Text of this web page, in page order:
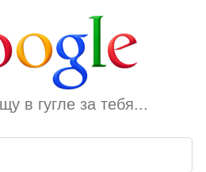
в гугле за тебя...